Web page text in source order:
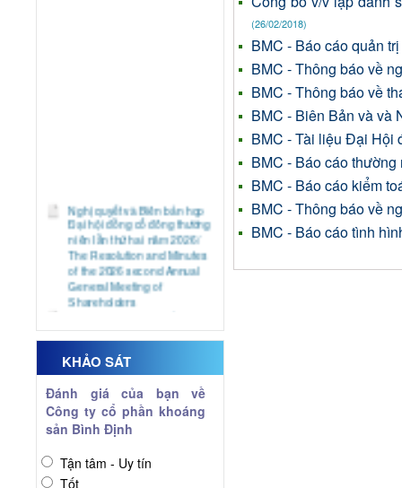
Nghị quyết và Biên bản họp
Đại hội đồng cổ đông thường
niên lần thứ hai năm 2026/
The Resolution and Minutes
of the 2026 second Annual
General Meeting of
Shareholders
Báo cáo tình hình quản trị
2026/ Report on Corporate
Governance the first half of
2026
Báo cáo tài chính quý 2 năm
2026
Financial Statements for the
2nd Quarter of 2026
kinh doanh Quý 2 năm 2026/
The explanatory document
KHẢO SÁT
Đánh giá của bạn về
Công ty cổ phần khoáng
sản Bình Định
Tận tâm - Uy tín
Tốt
(26/02/2018)
BMC - Báo cáo quản
BMC - Thông báo về
BMC - Thông báo về
BMC - Biên Bản và
BMC - Tài liệu Đại Hội
BMC - Báo cáo
BMC - Báo cáo kiểm
BMC - Thông báo về
BMC - Báo cáo tình